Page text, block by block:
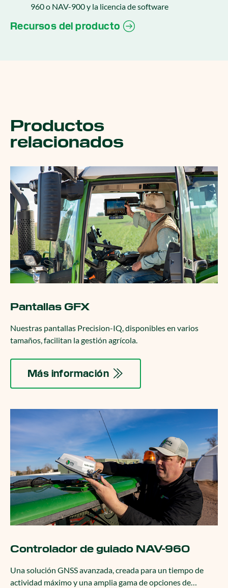
960 o NAV-900 y la licencia de software
Recursos del producto
Productos
relacionados
Pantallas GFX
Nuestras pantallas Precision-IQ, disponibles en varios
tamaños, facilitan la gestión agrícola.
Más información
Controlador de guiado NAV-960
Una solución GNSS avanzada, creada para un tiempo de
actividad máximo y una amplia gama de opciones de